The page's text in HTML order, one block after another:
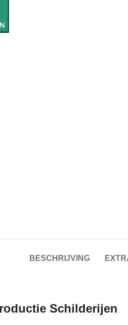
BESCHRIJVING
Schilderijen